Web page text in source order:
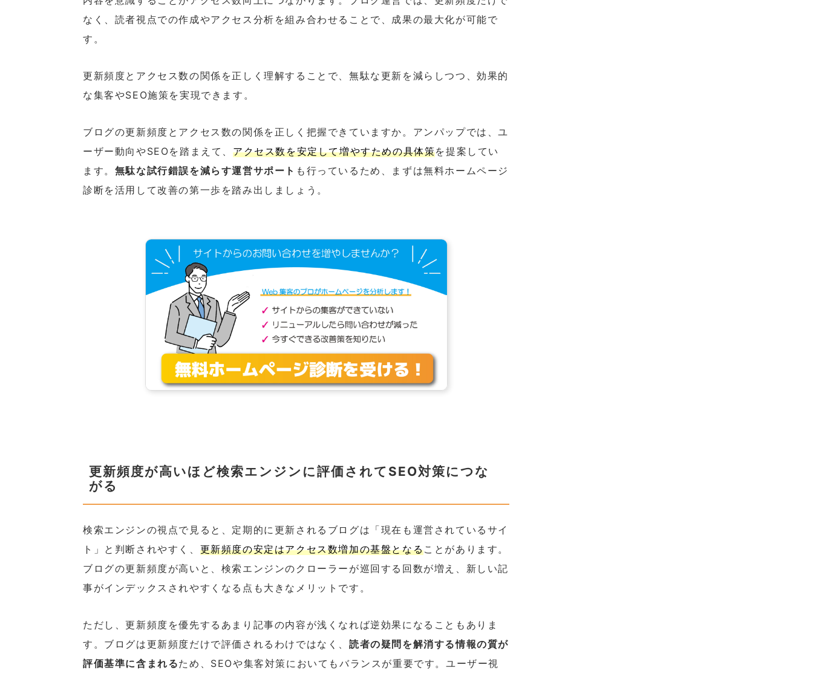
なく、読者視点での作成やアクセス分析を組み合わせることで、成果の最大化が可能で
す。
更新頻度とアクセス数の関係を正しく理解することで、無駄な更新を減らしつつ、効果的
な集客やSEO施策を実現できます。
ブログの更新頻度とアクセス数の関係を正しく把握できていますか。アンパップでは、ユ
ーザー動向やSEOを踏まえて、 アクセス数を安定して増やすための具体策を提案してい
ます。 無駄な試行錯誤を減らす運営サポート も行っているため、まずは無料ホームページ
診断を活用して改善の第一歩を踏み出しましょう。
更新頻度が高いほど検索エンジンに評価されてSEO対策につな
がる
検索エンジンの視点で見ると、定期的に更新されるブログは「現在も運営されているサイ
ト」と判断されやすく、 更新頻度の安定はアクセス数増加の基盤となることがあります。
ブログの更新頻度が高いと、検索エンジンのクローラーが巡回する回数が増え、新しい記
事がインデックスされやすくなる点も大きなメリットです。
ただし、更新頻度を優先するあまり記事の内容が浅くなれば逆効果になることもありま
す。ブログは更新頻度だけで評価されるわけではなく、 読者の疑問を解消する情報の質が
評価基準に含まれるため、SEOや集客対策においてもバランスが重要です。ユーザー視